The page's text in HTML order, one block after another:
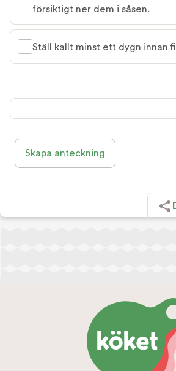
försiktigt ner dem i såsen.
Ställ kallt minst ett dygn innan
Skapa anteckning